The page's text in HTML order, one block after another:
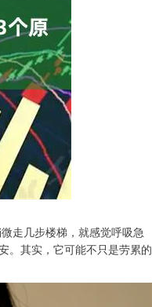
走几步楼梯，就感觉呼吸急
。其实，它可能不只是劳累的